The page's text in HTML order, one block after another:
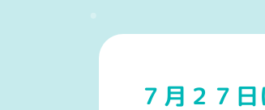
７月２７